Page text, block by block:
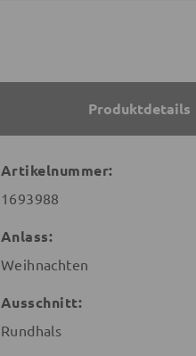
Produktdetails
Artikelnummer:
1693988
Anlass:
Weihnachten
Ausschnitt:
Rundhals